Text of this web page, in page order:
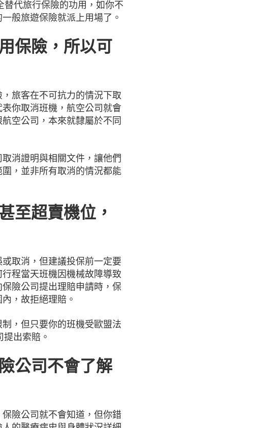
替代旅行保險的功用，如你不
般旅遊保險就派上用場了。
保險，所以可
旅客在不可抗力的情況下取
你取消班機，航空公司就會
空公司，本來就隸屬於不同
消證明與相關文件，讓他們
，並非所有取消的情況都能
至超賣機位，
取消，但建議投保前一定要
程當天班機因機械故障導致
險公司提出理賠申請時，保
，故拒絕理賠。
，但只要你的班機受歐盟法
出索賠。
公司不會了解
險公司就不會知道，但你錯